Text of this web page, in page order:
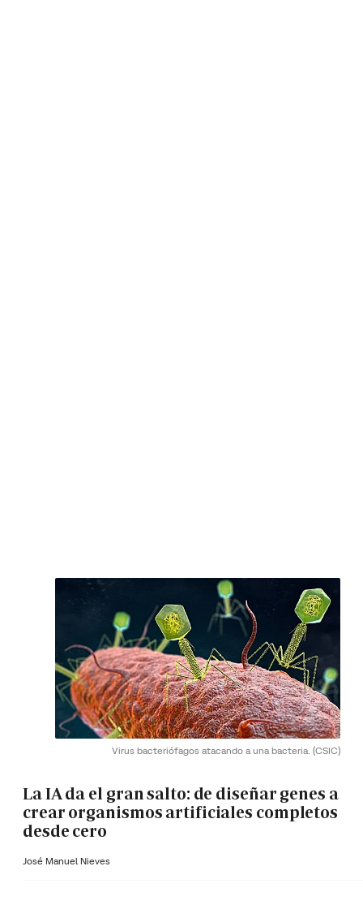
Virus bacteriófagos atacando a una bacteria. (CSIC)
La IA da el gran salto: de diseñar genes a
crear organismos artificiales completos
desde cero
José Manuel Nieves